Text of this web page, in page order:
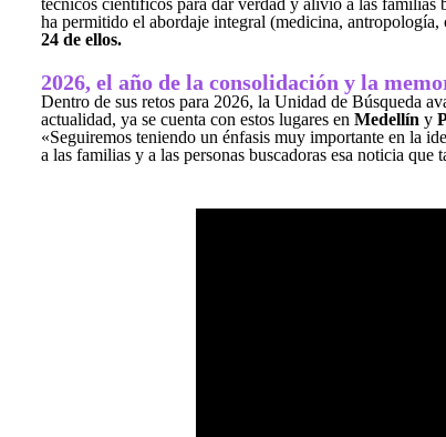
técnicos científicos para dar verdad y alivio a las familias
ha permitido el abordaje integral (medicina,
24 de ellos.
2026, el año de la consolidación y la
Dentro de sus retos para 2026, la Unidad de Búsqueda
actualidad, ya se cuenta con estos lugares en Medellín y
«Seguiremos teniendo un énfasis muy importante en la
a las familias y a las personas buscadoras esa noticia